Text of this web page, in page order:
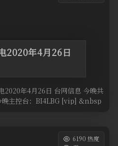
2020年4月26日
2020年4月26日 台网信息 今晚共
晚主控台：BI4LBG [vip] &nbsp
6190 热度